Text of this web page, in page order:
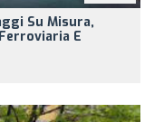
Su Misura,
E